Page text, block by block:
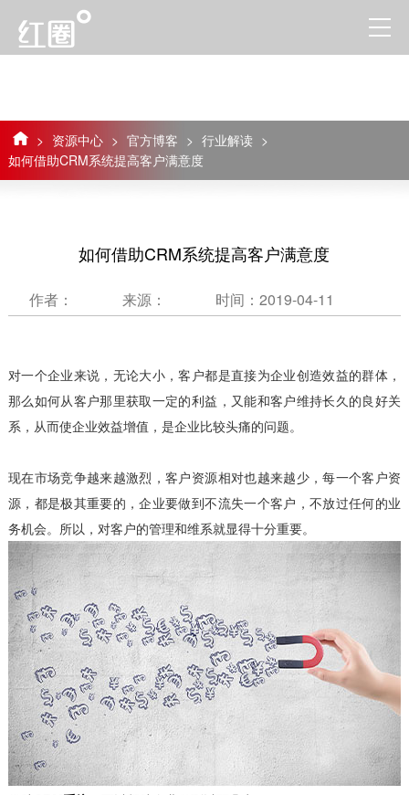
> 资源中心 > 官方博客 > 行业解读 >
如何借助CRM系统提高客户满意度
如何借助CRM系统提高客户满意度
作者： 来源： 时间：2019-04-11
对一个企业来说，无论大小，客户都是直接为企业创造效益的群体，
那么如何从客户那里获取一定的利益，又能和客户维持长久的良好关
系，从而使企业效益增值，是企业比较头痛的问题。
现在市场竞争越来越激烈，客户资源相对也越来越少，每一个客户资
源，都是极其重要的，企业要做到不流失一个客户，不放过任何的业
务机会。所以，对客户的管理和维系就显得十分重要。